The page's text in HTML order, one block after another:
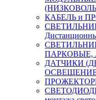
КАБЕЛЬ и
ПАРКОВЫЕ,
ДАТЧИКИ